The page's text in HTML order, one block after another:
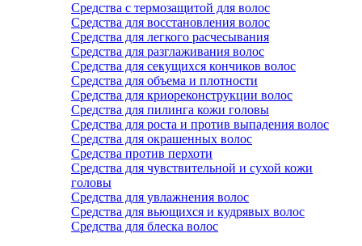
Средства с термозащитой для волос
Средства для восстановления волос
Средства для легкого расчесывания
Средства для разглаживания волос
Средства для секущихся кончиков волос
Средства для объема и плотности
Средства для криореконструкции волос
Средства для пилинга кожи головы
Средства для роста и против выпадения волос
Средства для окрашенных волос
Средства против перхоти
Средства для чувствительной и сухой кожи
головы
Средства для увлажнения волос
Средства для вьющихся и кудрявых волос
Средства для блеска волос